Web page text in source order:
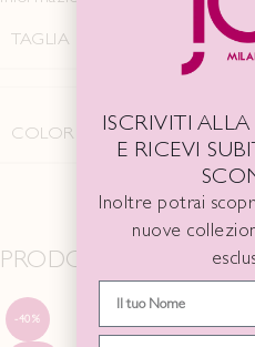
TAGLIA
COLORE
PRODOTTI
-40%
ISCRIVITI
E RICEVI
Inoltre potrai
nuove